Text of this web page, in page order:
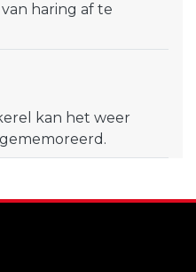
haring af te
kan het weer